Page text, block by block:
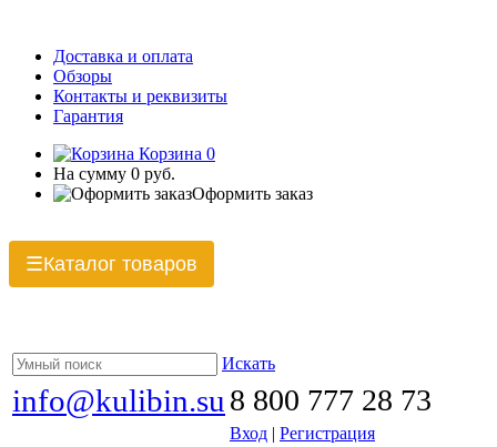
Доставка и оплата
Обзоры
Контакты и реквизиты
Гарантия
Корзина 0
На сумму 0 руб.
Оформить заказ
☰Каталог товаров
Искать
info@kulibin.su 8 800 777 28 73
Вход | Регистрация